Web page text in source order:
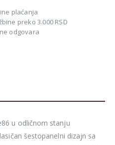
plaćanja
preko 3.000 RSD
odgovara
u odličnom stanju
šestopanelni dizajn sa